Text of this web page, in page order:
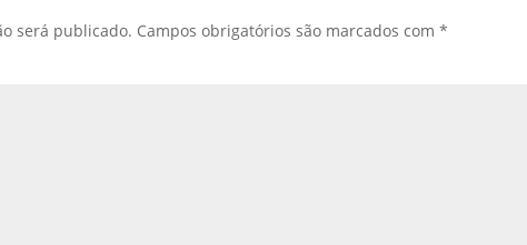
será publicado. Campos obrigatórios são marcados com*